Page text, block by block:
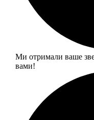
Ми отримали ваше
вами!